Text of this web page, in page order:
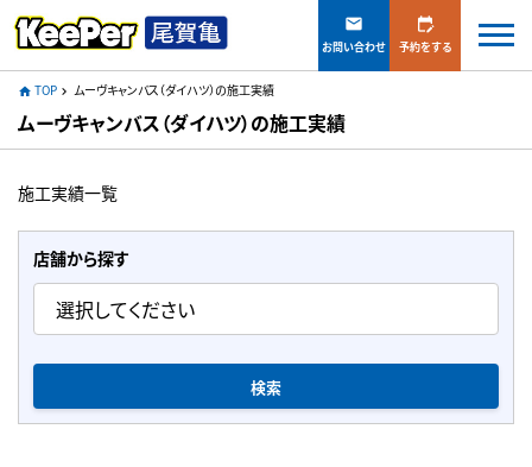
mail
お問い合わせ
edit_calendar
予約をする
home TOP navigate_next ムーヴキャンバス（ダイハツ）の施工実績
ムーヴキャンバス（ダイハツ）の施工実績
施工実績一覧
店舗から探す
検索